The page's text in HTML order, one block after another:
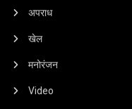
अपराध
खेल
मनोरंजन
Video